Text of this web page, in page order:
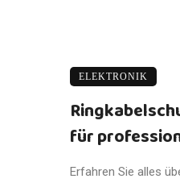
ELEKTRONIK
für
Erfahren Sie alles